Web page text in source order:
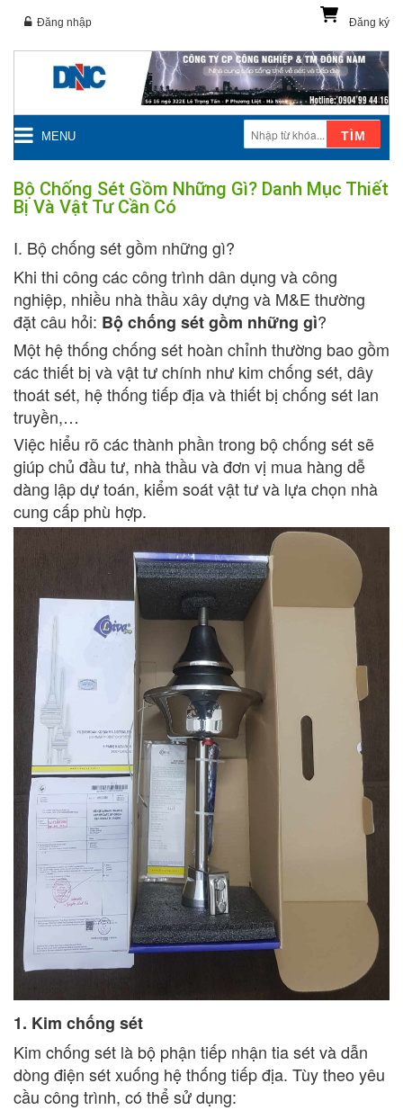
Đăng ký
Đăng nhập
MENU TÌM
Bộ Chống Sét Gồm Những Gì? Danh Mục Thiết
Bị Và Vật Tư Cần Có
I. Bộ chống sét gồm những gì?
Khi thi công các công trình dân dụng và công
nghiệp, nhiều nhà thầu xây dựng và M&E thường
đặt câu hỏi: Bộ chống sét gồm những gì?
Một hệ thống chống sét hoàn chỉnh thường bao gồm
các thiết bị và vật tư chính như kim chống sét, dây
thoát sét, hệ thống tiếp địa và thiết bị chống sét lan
truyền,…
Việc hiểu rõ các thành phần trong bộ chống sét sẽ
giúp chủ đầu tư, nhà thầu và đơn vị mua hàng dễ
dàng lập dự toán, kiểm soát vật tư và lựa chọn nhà
cung cấp phù hợp.
1. Kim chống sét
Kim chống sét là bộ phận tiếp nhận tia sét và dẫn
dòng điện sét xuống hệ thống tiếp địa. Tùy theo yêu
cầu công trình, có thể sử dụng: